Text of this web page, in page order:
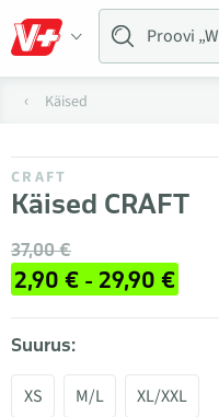
Käised
CRAFT
Käised CRAFT
37,00 €
2,90 € - 29,90 €
Suurus:
XS M/L XL/XXL